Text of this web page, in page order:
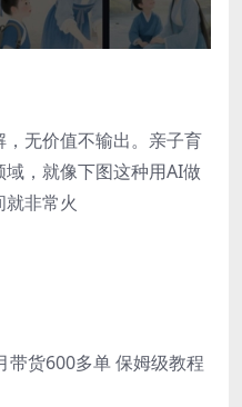
无价值不输出。亲子育
，就像下图这种用AI做
非常火
带货600多单 保姆级教程